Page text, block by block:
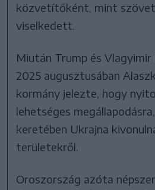
közvetítőként, mint
viselkedett.
Miután Trump és
2025 augusztusában
kormány jelezte, hogy
lehetséges
keretében Ukrajna
területekről.
Oroszország azóta